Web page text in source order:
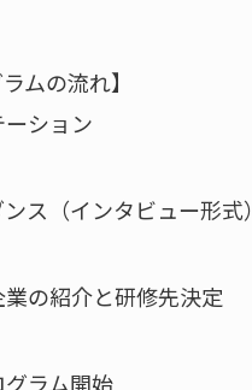
ムの流れ】
ション
ス（インタビュー形式）
の紹介と研修先決定
ラム開始